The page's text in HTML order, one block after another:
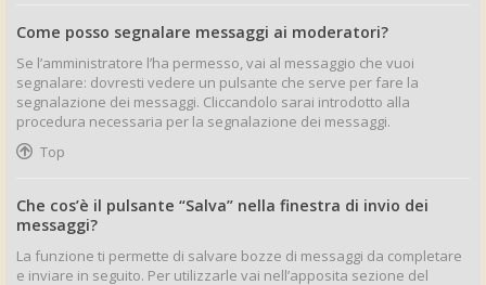
Come posso segnalare messaggi ai moderatori?
Se l’amministratore l’ha permesso, vai al messaggio che vuoi
segnalare: dovresti vedere un pulsante che serve per fare la
segnalazione dei messaggi. Cliccandolo sarai introdotto alla
procedura necessaria per la segnalazione dei messaggi.
Top
Che cos’è il pulsante “Salva” nella finestra di invio dei
messaggi?
La funzione ti permette di salvare bozze di messaggi da completare
e inviare in seguito. Per utilizzarle vai nell’apposita sezione del